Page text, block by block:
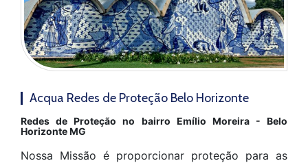
Acqua Redes de Proteção Belo Horizonte
Redes de Proteção no bairro Emílio Moreira - Belo
Horizonte MG
Nossa Missão é proporcionar proteção para as